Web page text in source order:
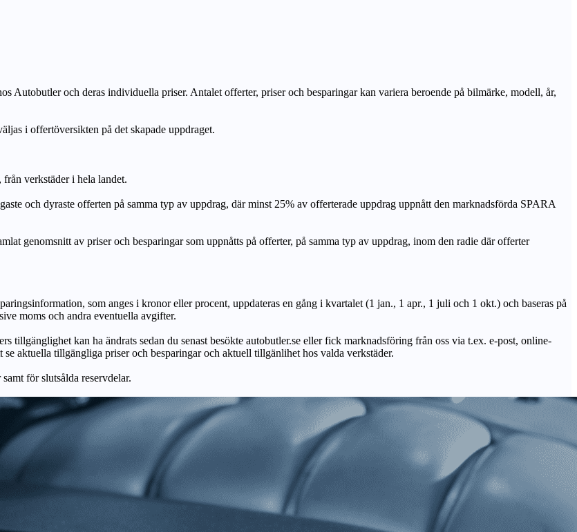
Autobutler och deras individuella priser. Antalet offerter, priser och besparingar kan variera beroende på bilmärke, modell, år,
i offertöversikten på det skapade uppdraget.
verkstäder i hela landet.
och dyraste offerten på samma typ av uppdrag, där minst 25% av offerterade uppdrag uppnått den marknadsförda SPARA
av priser och besparingar som uppnåtts på offerter, på samma typ av uppdrag, inom den radie där offerter
som anges i kronor eller procent, uppdateras en gång i kvartalet (1 jan., 1 apr., 1 juli och 1 okt.) och baseras på
moms och andra eventuella avgifter.
tillgänglighet kan ha ändrats sedan du senast besökte autobutler.se eller fick marknadsföring från oss via t.ex. e-post, online-
aktuella tillgängliga priser och besparingar och aktuell tillgänlihet hos valda verkstäder.
för slutsålda reservdelar.